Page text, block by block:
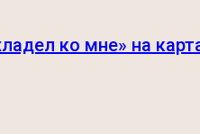
ко мне» на